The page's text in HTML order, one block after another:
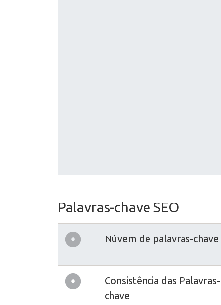
Palavras-chave SEO
Núvem de palavras-chave
Consistência das Palavras-
chave